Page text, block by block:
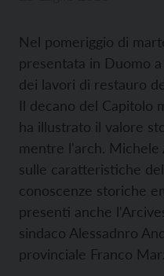
Nel pomeriggio di
presentata in Duomo
dei lavori di restauro
Il decano del Capitolo
ha illustrato il valore
mentre l'arch.
sulle caratteristiche
conoscenze storiche
presenti anche
sindaco Alessadnro
provinciale Franco